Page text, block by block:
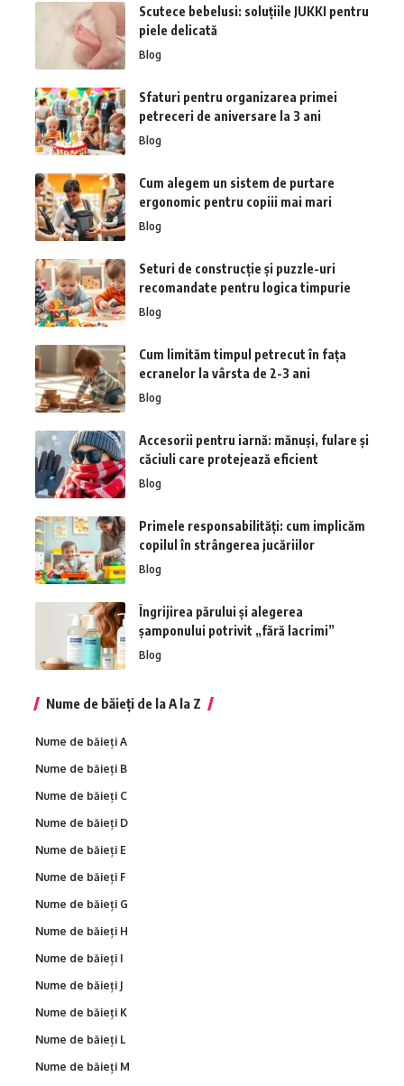
Scutece bebelusi: soluțiile JUKKI pentru
piele delicată
Blog
Sfaturi pentru organizarea primei
petreceri de aniversare la 3 ani
Blog
Cum alegem un sistem de purtare
ergonomic pentru copiii mai mari
Blog
Seturi de construcție și puzzle-uri
recomandate pentru logica timpurie
Blog
Cum limităm timpul petrecut în fața
ecranelor la vârsta de 2-3 ani
Blog
Accesorii pentru iarnă: mănuși, fulare și
căciuli care protejează eficient
Blog
Primele responsabilități: cum implicăm
copilul în strângerea jucăriilor
Blog
Îngrijirea părului și alegerea
șamponului potrivit „fără lacrimi”
Blog
Nume de băieți de la A la Z
Nume de băieți A
Nume de băieți B
Nume de băieți C
Nume de băieți D
Nume de băieți E
Nume de băieți F
Nume de băieți G
Nume de băieți H
Nume de băieți I
Nume de băieți J
Nume de băieți K
Nume de băieți L
Nume de băieți M